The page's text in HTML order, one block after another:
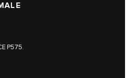
P575.